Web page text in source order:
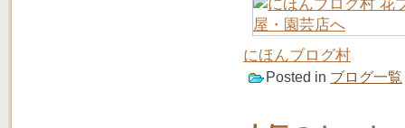
にほんブログ村
Posted in ブログ一覧